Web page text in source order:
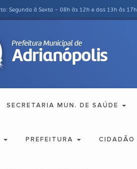
Segunda à Sexta - 08h às 12h e das 13h às 17h
SECRETARIA MUN. DE SAÚDE
PREFEITURA CIDADÃO